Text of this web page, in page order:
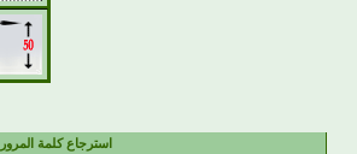
استرجاع كلمة المرور